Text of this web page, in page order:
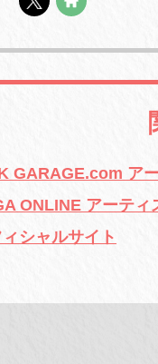
GARAGE.com ア
ONLINE アーティ
シャルサイト